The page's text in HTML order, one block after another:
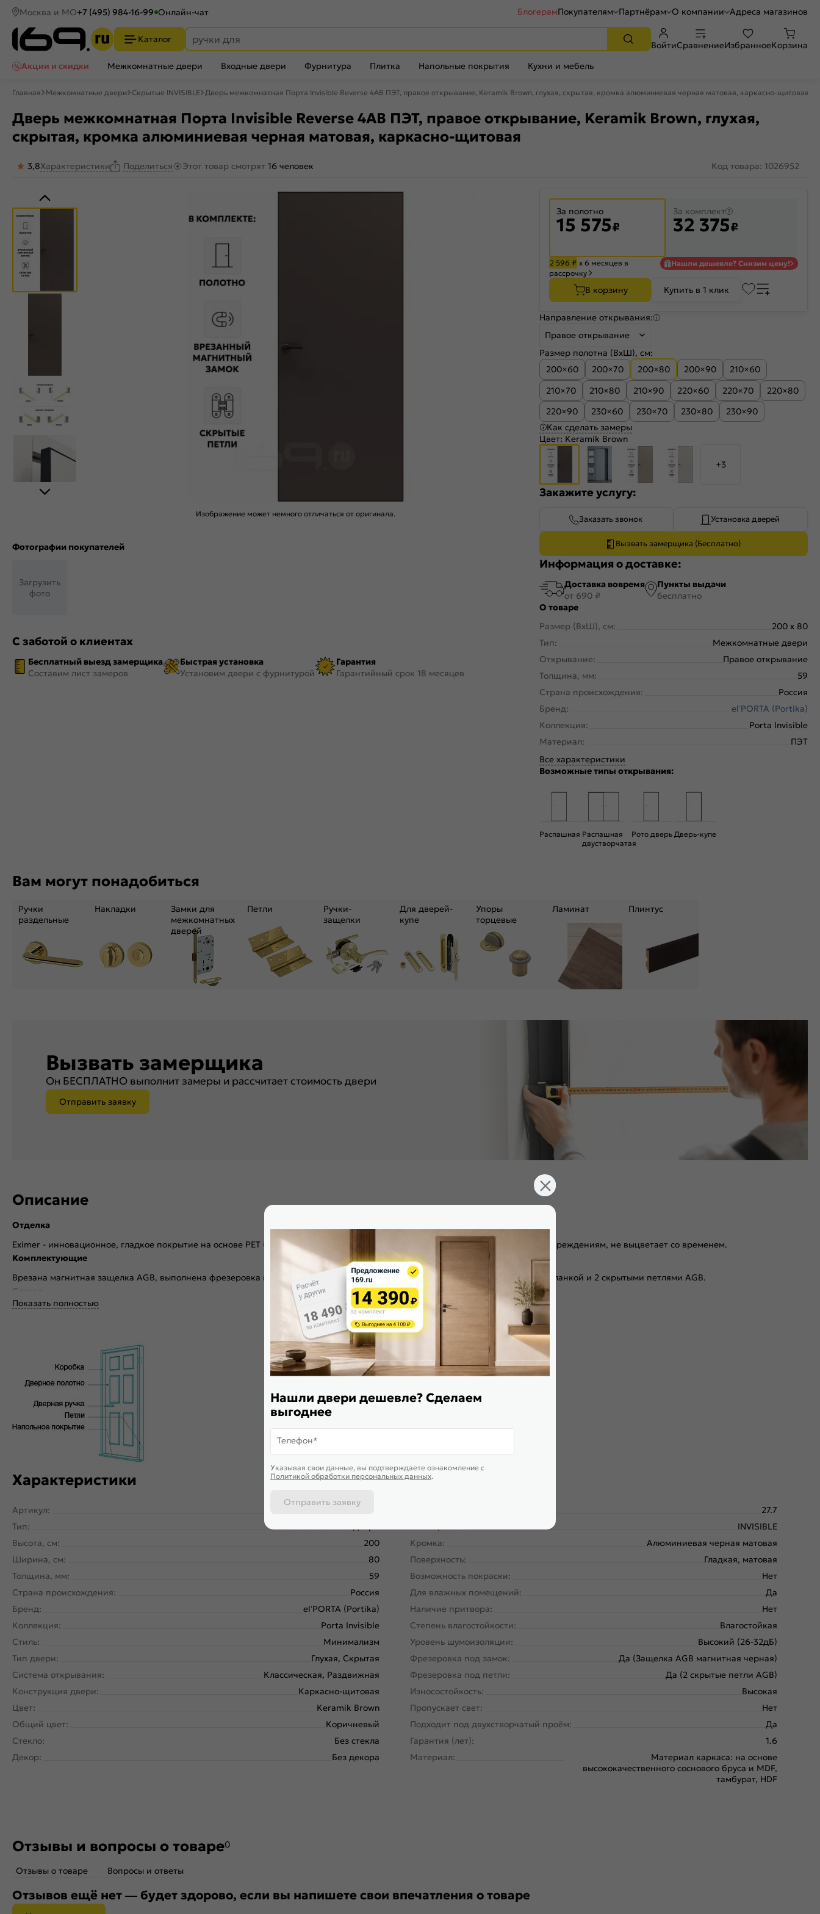
Москва и МО+7 (495) 984-16-99 Онлайн-чат БлогерамПокупателям Партнёрам О компании Адреса магазинов
Каталог
ВойтиСравнениеИзбранноеКорзина
Акции и скидки
Межкомнатные двери Входные двери Фурнитура Плитка Напольные покрытия Кухни и мебель
Главная Межкомнатные двери Скрытые INVISIBLE Дверь межкомнатная Порта Invisible Reverse 4AB ПЭТ, правое открывание, Keramik Brown, глухая, скрытая, кромка алюминиевая черная матовая, каркасно-щитовая
Дверь межкомнатная Порта Invisible Reverse 4AB ПЭТ, правое открывание, Keramik Brown, глухая,
скрытая, кромка алюминиевая черная матовая, каркасно-щитовая
3,8Характеристики Поделиться Этот товар смотрят 16 человек Код товара: 1026952
Изображение может немного отличаться от оригинала.
Фотографии покупателей
Загрузить
фото
С заботой о клиентах
Бесплатный выезд замерщика
Составим лист замеров
Быстрая установка
Установим двери с фурнитурой
Гарантия
Гарантийный срок 18 месяцев
За полотно
15 575₽
За комплект
32 375₽
2 596 ₽ х 6 месяцев в
рассрочку
Нашли дешевле? Снизим цену!
В корзину Купить в 1 клик
Направление открывания:
Правое открывание
Размер полотна (ВхШ), см:
200×60
200×70 200×80 200×90
210×60
210×70
210×80 210×90 220×60 220×70
220×80
220×90
230×60 230×70 230×80
230×90
Как сделать замеры
Цвет: Keramik Brown
+3
Закажите услугу:
Заказать звонок Установка дверей
Вызвать замерщика (Бесплатно)
Информация о доставке:
Доставка вовремя
от 690 ₽
Пункты выдачи
бесплатно
О товаре
Размер (ВхШ), см:
200 x 80
Тип:
Межкомнатные двери
Открывание:
Правое открывание
Толщина, мм:
59
Страна происхождения:
Россия
Бренд:
el’PORTA (Portika)
Коллекция:
Porta Invisible
Материал:
ПЭТ
Все характеристики
Возможные типы открывания:
Распашная Распашная
двустворчатая
Рото дверь Дверь-купе
Вам могут понадобиться
Ручки
раздельные
Накладки
Замки для
межкомнатных
дверей
Петли
Ручки-
защелки
Для дверей-
купе
Упоры
торцевые
Ламинат Плинтус
Вызвать замерщика
Он БЕСПЛАТНО выполнит замеры и рассчитает стоимость двери
Отправить заявку
Описание
Отделка
Eximer - инновационное, гладкое покрытие на основе PET (Южная Корея), превосходящее эмаль. Экологично, устойчиво к повреждениям, не выцветает со временем.
Комплектующие
Врезана магнитная защелка AGB, выполнена фрезеровка под 2 скрытые петли. Дверная коробка укомплектована ответной планкой и 2 скрытыми петлями AGB.
Стекло
Без стекла
Двери с алюминиевой кромкой укомплектованы механизмом магнитной защелки для легкого и практически бесшумного закрывания; выполнена фрезеровка под скрытые петли.
Показать полностью
Характеристики
Артикул:
58180-11199
Тип:
Высота, см:
200
Ширина, см:
80
Толщина, мм:
59
Страна происхождения:
Россия
Бренд:
el’PORTA (Portika)
Коллекция:
Porta Invisible
Стиль:
Минимализм
Тип двери:
Глухая, Скрытая
Система открывания:
Классическая, Раздвижная
Конструкция двери:
Каркасно-щитовая
Цвет:
Keramik Brown
Общий цвет:
Коричневый
Стекло:
Без стекла
Декор:
Без декора
27.7
INVISIBLE
Кромка:
Алюминиевая черная матовая
Поверхность:
Гладкая, матовая
Возможность покраски:
Нет
Для влажных помещений:
Да
Наличие притвора:
Нет
Степень влагостойкости:
Влагостойкая
Уровень шумоизоляции:
Высокий (26-32дБ)
Фрезеровка под замок:
Да (Защелка AGB магнитная черная)
Фрезеровка под петли:
Да (2 скрытые петли AGB)
Износостойкость:
Высокая
Пропускает свет:
Нет
Подходит под двухстворчатый проём:
Да
Гарантия (лет):
1.6
Материал:
Материал каркаса: на основе
высококачественного соснового бруса и MDF,
тамбурат, HDF
Отзывы и вопросы о товаре0
Отзывы о товаре Вопросы и ответы
Отзывов ещё нет — будет здорово, если вы напишете свои впечатления о товаре
Нашли двери дешевле? Сделаем
выгоднее
Телефон*
Указывая свои данные, вы подтверждаете ознакомление c
Политикой обработки персональных данных.
Отправить заявку